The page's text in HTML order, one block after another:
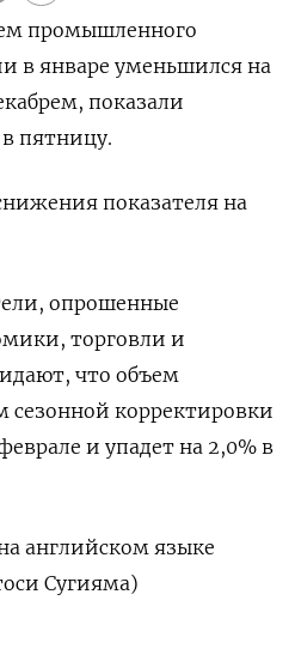
промышленного
в январе уменьшился на
показали
пятницу.
показателя на
опрошенные
торговли и
что объем
сезонной корректировки
и упадет на 2,0% в
английском языке
Сугияма)